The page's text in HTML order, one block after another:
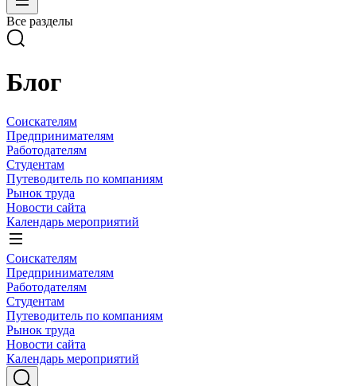
Все разделы
Блог
Соискателям
Предпринимателям
Работодателям
Студентам
Путеводитель по компаниям
Рынок труда
Новости сайта
Календарь мероприятий
Соискателям
Предпринимателям
Работодателям
Студентам
Путеводитель по компаниям
Рынок труда
Новости сайта
Календарь мероприятий